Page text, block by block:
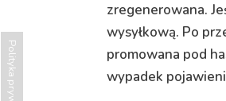
zregenerowana.
wysyłkową. Po
promowana pod
wypadek